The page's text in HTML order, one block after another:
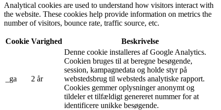
Analytical cookies are used to understand how visitors interact with
the website. These cookies help provide information on metrics the
number of visitors, bounce rate, traffic source, etc.
Cookie Varighed Beskrivelse
_ga 2 år
Denne cookie installeres af Google Analytics.
Cookien bruges til at beregne besøgende,
session, kampagnedata og holde styr på
webstedsbrug til websteds analytiske rapport.
Cookies gemmer oplysninger anonymt og
tildeler et tilfældigt genereret nummer for at
identificere unikke besøgende.